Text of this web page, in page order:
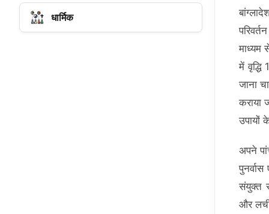
माध्यम
में वृद्धि
जाना
कराया
उपायों
अपने
संयुक्त
और
धार्मिक